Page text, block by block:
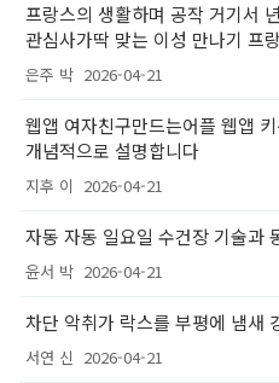
프랑스의 생활하며 공작 거기서
관심사가딱 맞는 이성 만나기 프
은주 박 2026-04-21
웹앱 여자친구만드는어플 웹앱
개념적으로 설명합니다
지후 이 2026-04-21
자동 자동 일요일 수건장 기술과
윤서 박 2026-04-21
차단 악취가 락스를 부평에 냄새
서연 신 2026-04-21